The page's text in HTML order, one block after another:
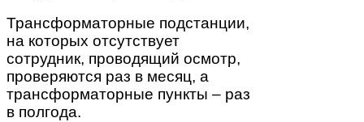
Трансформаторные подстанции,
на которых отсутствует
сотрудник, проводящий осмотр,
проверяются раз в месяц, а
трансформаторные пункты – раз
в полгода.